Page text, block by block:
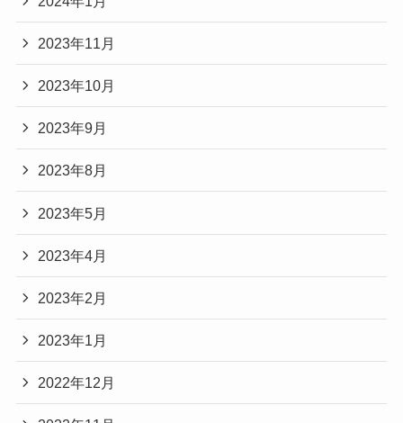
2023年11月
2023年10月
2023年9月
2023年8月
2023年5月
2023年4月
2023年2月
2023年1月
2022年12月